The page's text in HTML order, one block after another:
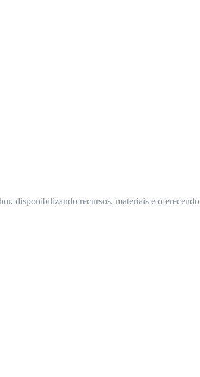
disponibilizando recursos, materiais e oferecendo